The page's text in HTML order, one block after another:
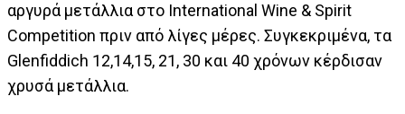
αργυρά μετάλλια στο International Wine & Spirit
Competition πριν από λίγες μέρες. Συγκεκριμένα, τα
Glenfiddich 12,14,15, 21, 30 και 40 χρόνων κέρδισαν
χρυσά μετάλλια.